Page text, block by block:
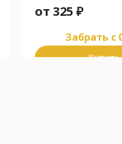
от 325 ₽
Забрать c
Купить